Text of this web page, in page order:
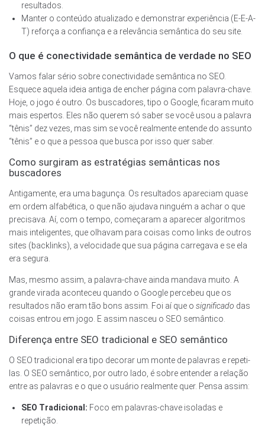
resultados.
Manter o conteúdo atualizado e demonstrar experiência (E-E-A-
T) reforça a confiança e a relevância semântica do seu site.
O que é conectividade semântica de verdade no SEO
Vamos falar sério sobre conectividade semântica no SEO.
Esquece aquela ideia antiga de encher página com palavra-chave.
Hoje, o jogo é outro. Os buscadores, tipo o Google, ficaram muito
mais espertos. Eles não querem só saber se você usou a palavra
“tênis” dez vezes, mas sim se você realmente entende do assunto
“tênis” e o que a pessoa que busca por isso quer saber.
Como surgiram as estratégias semânticas nos
buscadores
Antigamente, era uma bagunça. Os resultados apareciam quase
em ordem alfabética, o que não ajudava ninguém a achar o que
precisava. Aí, com o tempo, começaram a aparecer algoritmos
mais inteligentes, que olhavam para coisas como links de outros
sites (backlinks), a velocidade que sua página carregava e se ela
era segura.
Mas, mesmo assim, a palavra-chave ainda mandava muito. A
grande virada aconteceu quando o Google percebeu que os
resultados não eram tão bons assim. Foi aí que o significado das
coisas entrou em jogo. E assim nasceu o SEO semântico.
Diferença entre SEO tradicional e SEO semântico
O SEO tradicional era tipo decorar um monte de palavras e repeti-
las. O SEO semântico, por outro lado, é sobre entender a relação
entre as palavras e o que o usuário realmente quer. Pensa assim:
SEO Tradicional: Foco em palavras-chave isoladas e
repetição.